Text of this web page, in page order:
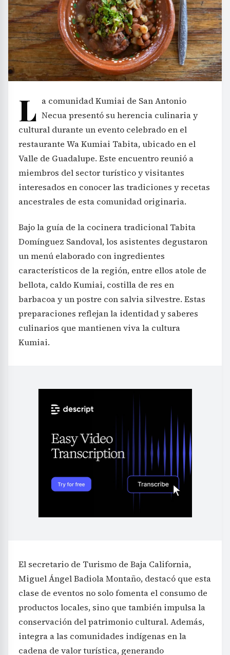
L a comunidad Kumiai de San Antonio
Necua presentó su herencia culinaria y
cultural durante un evento celebrado en el
restaurante Wa Kumiai Tabita, ubicado en el
Valle de Guadalupe. Este encuentro reunió a
miembros del sector turístico y visitantes
interesados en conocer las tradiciones y recetas
ancestrales de esta comunidad originaria.
Bajo la guía de la cocinera tradicional Tabita
Domínguez Sandoval, los asistentes degustaron
un menú elaborado con ingredientes
característicos de la región, entre ellos atole de
bellota, caldo Kumiai, costilla de res en
barbacoa y un postre con salvia silvestre. Estas
preparaciones reflejan la identidad y saberes
culinarios que mantienen viva la cultura
Kumiai.
El secretario de Turismo de Baja California,
Miguel Ángel Badiola Montaño, destacó que esta
clase de eventos no solo fomenta el consumo de
productos locales, sino que también impulsa la
conservación del patrimonio cultural. Además,
integra a las comunidades indígenas en la
cadena de valor turística, generando